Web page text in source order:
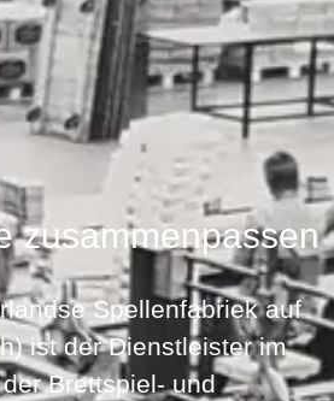
zusammenpassen
Spellenfabriek auf
ist der Dienstleister im
Brettspiel- und